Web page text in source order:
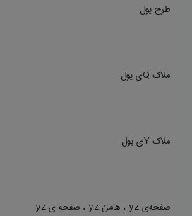
طرح یول
ملاک Qی یول
ملاک Yی یول
صفحه‌ی yz ، هامن yz ، صفحه ی yz